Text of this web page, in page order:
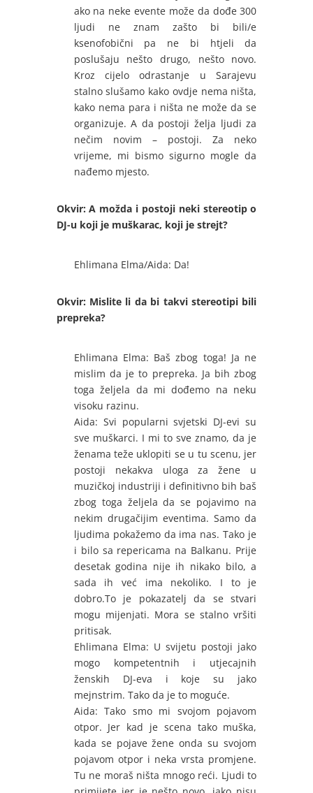
ako na neke evente može da dođe 300
ljudi ne znam zašto bi bili/e
ksenofobični pa ne bi htjeli da
poslušaju nešto drugo, nešto novo.
Kroz cijelo odrastanje u Sarajevu
stalno slušamo kako ovdje nema ništa,
kako nema para i ništa ne može da se
organizuje. A da postoji želja ljudi za
nečim novim – postoji. Za neko
vrijeme, mi bismo sigurno mogle da
nađemo mjesto.
Okvir: A možda i postoji neki stereotip o
DJ-u koji je muškarac, koji je strejt?
Ehlimana Elma/Aida: Da!
Okvir: Mislite li da bi takvi stereotipi bili
prepreka?
Ehlimana Elma: Baš zbog toga! Ja ne
mislim da je to prepreka. Ja bih zbog
toga željela da mi dođemo na neku
visoku razinu.
Aida: Svi popularni svjetski DJ-evi su
sve muškarci. I mi to sve znamo, da je
ženama teže uklopiti se u tu scenu, jer
postoji nekakva uloga za žene u
muzičkoj industriji i definitivno bih baš
zbog toga željela da se pojavimo na
nekim drugačijim eventima. Samo da
ljudima pokažemo da ima nas. Tako je
i bilo sa repericama na Balkanu. Prije
desetak godina nije ih nikako bilo, a
sada ih već ima nekoliko. I to je
dobro.To je pokazatelj da se stvari
mogu mijenjati. Mora se stalno vršiti
pritisak.
Ehlimana Elma: U svijetu postoji jako
mogo kompetentnih i utjecajnih
ženskih DJ-eva i koje su jako
mejnstrim. Tako da je to moguće.
Aida: Tako smo mi svojom pojavom
otpor. Jer kad je scena tako muška,
kada se pojave žene onda su svojom
pojavom otpor i neka vrsta promjene.
Tu ne moraš ništa mnogo reći. Ljudi to